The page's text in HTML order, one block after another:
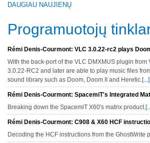
DAUGIAU NAUJIENŲ
Programuotojų
Rémi Denis-Courmont: VLC 3.0.22-rc2 plays
With the back-port of the VLC DMXMUS plugin from
3.0.22-RC2 and later are able to play music files
sound library such as Doom, Doom II and Heretic.[...]
Rémi Denis-Courmont: SpacemiT's Integrated
Breaking down the SpacemiT X60's matrix product.
Rémi Denis-Courmont: C908 & X60 HCF
Decoding the HCF instructions from the GhostWrite